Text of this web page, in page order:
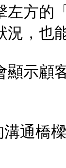
左方
況，也
顯示顧
的溝